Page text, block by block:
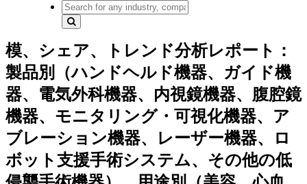
模、シェア、トレンド分析レポート：
製品別（ハンドヘルド機器、ガイド機
器、電気外科機器、内視鏡機器、腹腔鏡
機器、モニタリング・可視化機器、ア
ブレーション機器、レーザー機器、ロ
ボット支援手術システム、その他の低